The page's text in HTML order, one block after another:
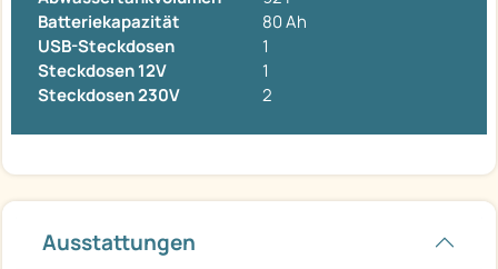
Batteriekapazität
80 Ah
USB-Steckdosen
1
Steckdosen 12V
1
Steckdosen 230V
2
Ausstattungen